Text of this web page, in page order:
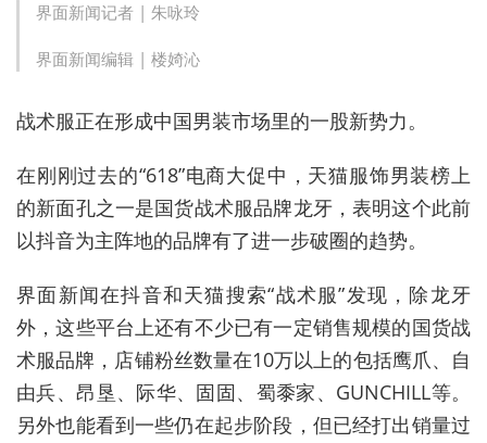
界面新闻记者 | 朱咏玲
界面新闻编辑 | 楼婍沁
战术服正在形成中国男装市场里的一股新势力。
在刚刚过去的“618”电商大促中，天猫服饰男装榜上
的新面孔之一是国货战术服品牌龙牙，表明这个此前
以抖音为主阵地的品牌有了进一步破圈的趋势。
界面新闻在抖音和天猫搜索“战术服”发现，除龙牙
外，这些平台上还有不少已有一定销售规模的国货战
术服品牌，店铺粉丝数量在10万以上的包括鹰爪、自
由兵、昂垦、际华、固固、蜀黍家、GUNCHILL等。
另外也能看到一些仍在起步阶段，但已经打出销量过